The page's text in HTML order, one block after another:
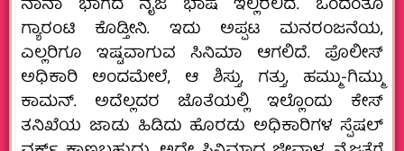
ಗ್ಯಾರಂಟಿ ಕೊಡ್ತೀನಿ. ಇದು ಅಪ್ಪಟ ಮನರಂಜನೆಯ,
ಎಲ್ಲರಿಗೂ ಇಷ್ಟವಾಗುವ ಸಿನಿಮಾ ಆಗಲಿದೆ. ಪೊಲೀಸ್‌
ಅಧಿಕಾರಿ ಅಂದಮೇಲೆ, ಆ ಶಿಸ್ತು, ಗತ್ತು, ಹಮ್ಮು-ಗಿಮ್ಮು
ಕಾಮನ್.‌ ಅದೆಲ್ಲದರ ಜೊತೆಯಲ್ಲಿ ಇಲ್ಲೊಂದು ಕೇಸ್‌
ತನಿಖೆಯ ಜಾಡು ಹಿಡಿದು ಹೊರಡು ಅಧಿಕಾರಿಗಳ ಸ್ಪೆಷಲ್‌